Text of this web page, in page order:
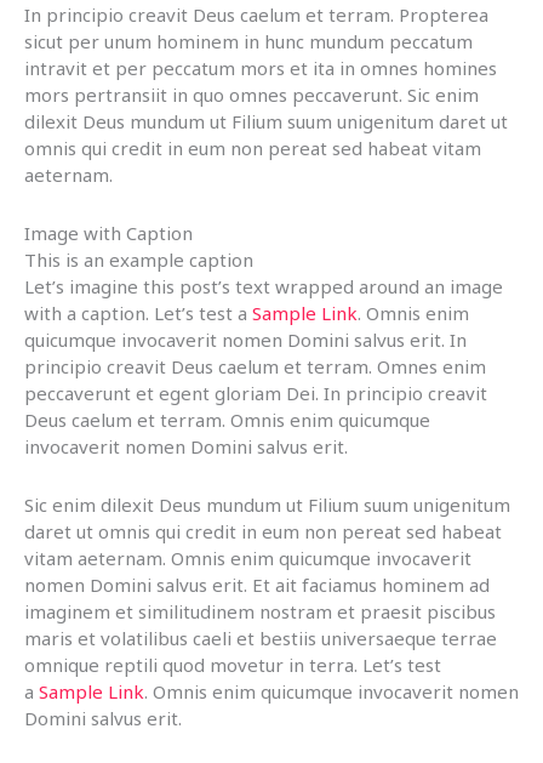
In principio creavit Deus caelum et terram. Propterea
sicut per unum hominem in hunc mundum peccatum
intravit et per peccatum mors et ita in omnes homines
mors pertransiit in quo omnes peccaverunt. Sic enim
dilexit Deus mundum ut Filium suum unigenitum daret ut
omnis qui credit in eum non pereat sed habeat vitam
aeternam.
Image with Caption
This is an example caption
Let’s imagine this post’s text wrapped around an image
with a caption. Let’s test a Sample Link. Omnis enim
quicumque invocaverit nomen Domini salvus erit. In
principio creavit Deus caelum et terram. Omnes enim
peccaverunt et egent gloriam Dei. In principio creavit
Deus caelum et terram. Omnis enim quicumque
invocaverit nomen Domini salvus erit.
Sic enim dilexit Deus mundum ut Filium suum unigenitum
daret ut omnis qui credit in eum non pereat sed habeat
vitam aeternam. Omnis enim quicumque invocaverit
nomen Domini salvus erit. Et ait faciamus hominem ad
imaginem et similitudinem nostram et praesit piscibus
maris et volatilibus caeli et bestiis universaeque terrae
omnique reptili quod movetur in terra. Let’s test
a Sample Link. Omnis enim quicumque invocaverit nomen
Domini salvus erit.